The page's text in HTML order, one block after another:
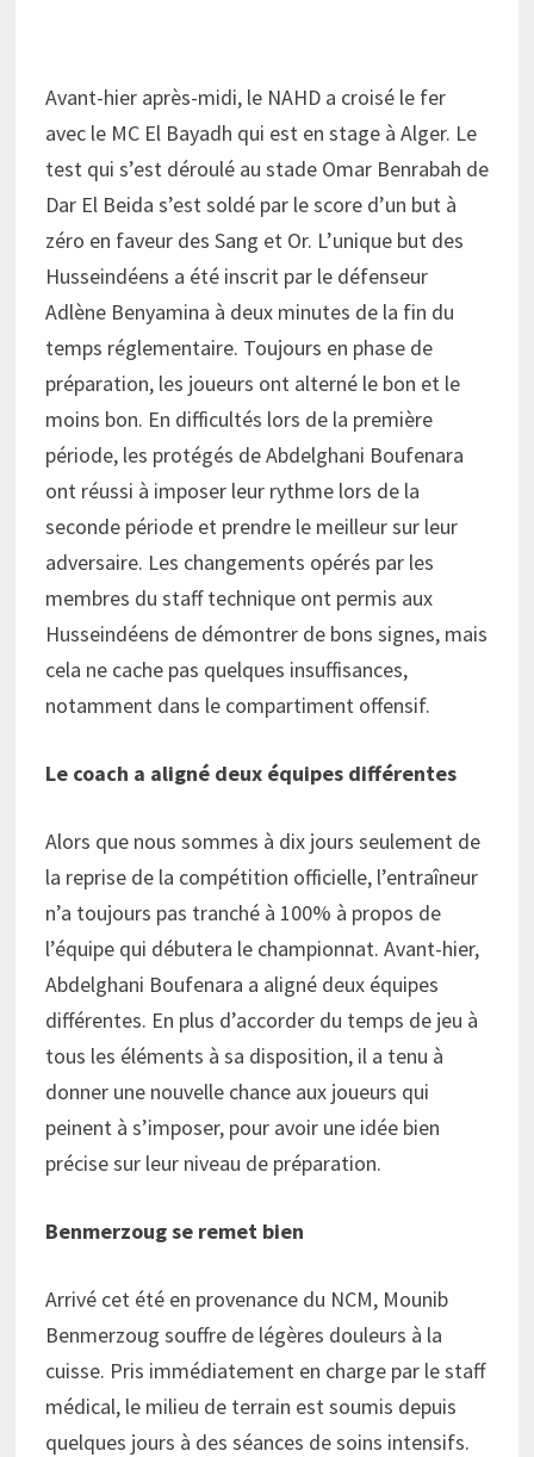
Avant-hier après-midi, le NAHD a croisé le fer
avec le MC El Bayadh qui est en stage à Alger. Le
test qui s’est déroulé au stade Omar Benrabah de
Dar El Beida s’est soldé par le score d’un but à
zéro en faveur des Sang et Or. L’unique but des
Husseindéens a été inscrit par le défenseur
Adlène Benyamina à deux minutes de la fin du
temps réglementaire. Toujours en phase de
préparation, les joueurs ont alterné le bon et le
moins bon. En difficultés lors de la première
période, les protégés de Abdelghani Boufenara
ont réussi à imposer leur rythme lors de la
seconde période et prendre le meilleur sur leur
adversaire. Les changements opérés par les
membres du staff technique ont permis aux
Husseindéens de démontrer de bons signes, mais
cela ne cache pas quelques insuffisances,
notamment dans le compartiment offensif.
Le coach a aligné deux équipes différentes
Alors que nous sommes à dix jours seulement de
la reprise de la compétition officielle, l’entraîneur
n’a toujours pas tranché à 100% à propos de
l’équipe qui débutera le championnat. Avant-hier,
Abdelghani Boufenara a aligné deux équipes
différentes. En plus d’accorder du temps de jeu à
tous les éléments à sa disposition, il a tenu à
donner une nouvelle chance aux joueurs qui
peinent à s’imposer, pour avoir une idée bien
précise sur leur niveau de préparation.
Benmerzoug se remet bien
Arrivé cet été en provenance du NCM, Mounib
Benmerzoug souffre de légères douleurs à la
cuisse. Pris immédiatement en charge par le staff
médical, le milieu de terrain est soumis depuis
quelques jours à des séances de soins intensifs.